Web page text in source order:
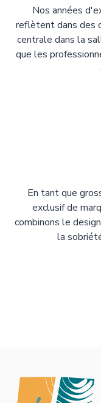
Nos années
reflètent dans des
centrale dans la
que les
En tant que
exclusif de
combinons le
la